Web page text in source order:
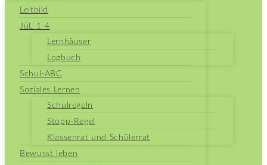
Leitbild
JüL 1-4
Lernhäuser
Logbuch
Schul-ABC
Soziales Lernen
Schulregeln
Stopp-Regel
Klassenrat und Schülerrat
Bewusst leben